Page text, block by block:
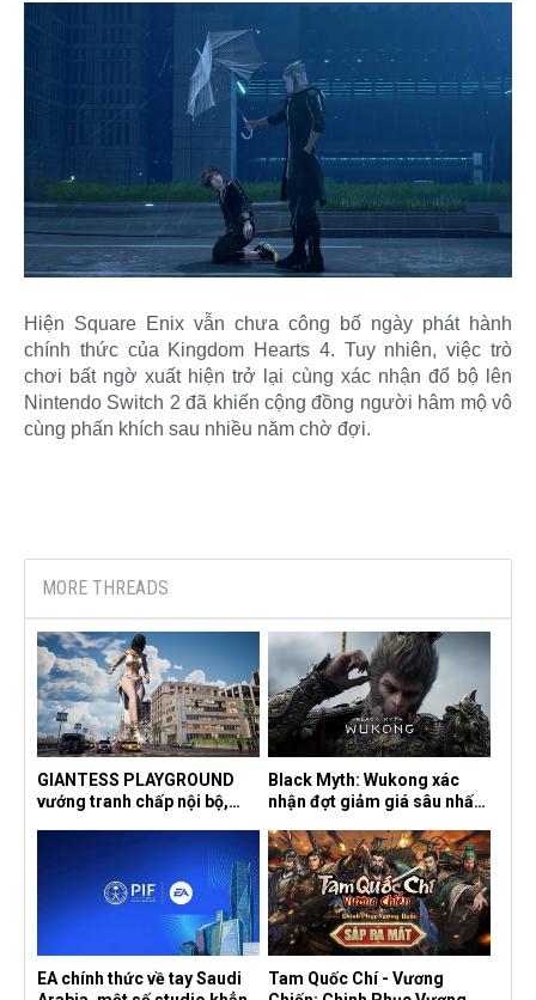
Hiện Square Enix vẫn chưa công bố ngày phát hành
chính thức của Kingdom Hearts 4. Tuy nhiên, việc trò
chơi bất ngờ xuất hiện trở lại cùng xác nhận đổ bộ lên
Nintendo Switch 2 đã khiến cộng đồng người hâm mộ vô
cùng phấn khích sau nhiều năm chờ đợi.​
MORE THREADS
GIANTESS PLAYGROUND
vướng tranh chấp nội bộ,
ngầm chiếm đoạt doanh thu
Black Myth: Wukong xác
nhận đợt giảm giá sâu nhất
trên mọi nền tảng
EA chính thức về tay Saudi
Tam Quốc Chí - Vương